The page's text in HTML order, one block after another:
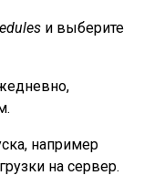
и выберите
например
на сервер.